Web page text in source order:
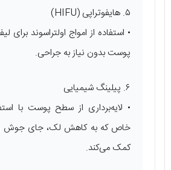
۵. هایفوتراپی (HIFU)
• استفاده از امواج اولتراسوند
پوست بدون نیاز به جراحی.
۶. پیلینگ شیمیایی
• لایه‌برداری از سطح پوست با
خاص که به کاهش لک، جای
کمک می‌کند.